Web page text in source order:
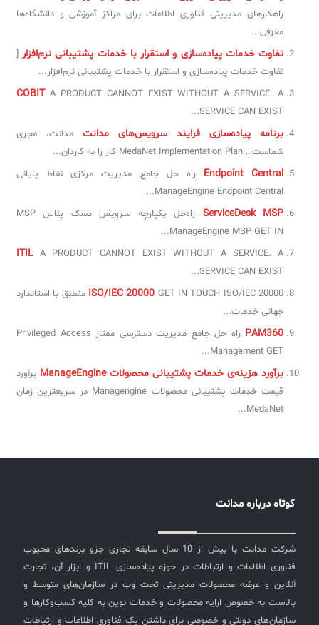
راهکارهای مدیریتی فناوری اطلاعات برای مراکز آموزشی و دانشگاه‌ها
معرفی...
تفاوت خدمات پیاده‌سازی و استقرار با خدمات پشتیبانی نرم‌افزار [
تفاوت خدمات پیاده‌سازی و استقرار با خدمات پشتیبانی نرم‌افزار...
COBIT A PRODUCT CANNOT EXIST WITHOUT A SERVICE. A
SERVICE CAN EXIST...
برنامه‌ پیاده‌سازی فرایند سرویس‌های مدانت
مدانت، مجری
شماست… MedaNet Implementation Plan کار را به کاردان...
Endpoint Central
راه حل جامع مدیریت مرکزی نقاط پایانی
ManageEngine Endpoint Central...
ServiceDesk MSP
راه‌حل یکپارچه سرویس دسک پلاس MSP
ManageEngine MSP GET IN...
ITIL A PRODUCT CANNOT EXIST WITHOUT A SERVICE. A
SERVICE CAN EXIST...
ISO/IEC 20000 GET IN TOUCH ISO/IEC 20000 منطبق با استاندارد
جهانی خدمات...
PAM360
راه حل جامع مدیریت دسترسی ممتاز Privileged Access
Management GET...
برآورد هزینه‌ی خدمات پشتیبانی محصولات ManageEngine
برآورد
قیمت خدمات پشتیبانی محصولات Managengine در سریعترین زمان
MedaNet...
کوتاه درباره مدانت
شرکت مدانت با بیش از 10 سال سابقه تجاری جزو برندهای محبوب
فناوری اطلاعات و ارتباطات در حوزه پیاده‌سازی ITIL و ابزار آن، تجارت
آنلاین و عرضه محصولات مدیریتی تحت وب در سازمان‌های متوسط و
بالاست به خصوص ارایه محصولات و خدمات نوین به کلیه کسب‌وکارها و
سازمان‌های دولتی و خصوصی برای داشتن یک فناوری اطلاعات و ارتباطات